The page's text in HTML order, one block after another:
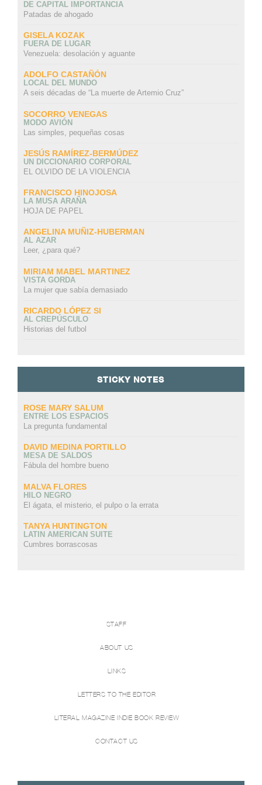
DE CAPITAL IMPORTANCIA
Patadas de ahogado
GISELA KOZAK
FUERA DE LUGAR
Venezuela: desolación y aguante
ADOLFO CASTAÑÓN
LOCAL DEL MUNDO
A seis décadas de “La muerte de Artemio Cruz”
SOCORRO VENEGAS
MODO AVIÓN
Las simples, pequeñas cosas
JESÚS RAMÍREZ-BERMÚDEZ
UN DICCIONARIO CORPORAL
EL OLVIDO DE LA VIOLENCIA
FRANCISCO HINOJOSA
LA MUSA ARAÑA
HOJA DE PAPEL
ANGELINA MUÑIZ-HUBERMAN
AL AZAR
Leer, ¿para qué?
MIRIAM MABEL MARTINEZ
VISTA GORDA
La mujer que sabía demasiado
RICARDO LÓPEZ SI
AL CREPÚSCULO
Historias del futbol
STICKY NOTES
ROSE MARY SALUM
ENTRE LOS ESPACIOS
La pregunta fundamental
DAVID MEDINA PORTILLO
MESA DE SALDOS
Fábula del hombre bueno
MALVA FLORES
HILO NEGRO
El ágata, el misterio, el pulpo o la errata
TANYA HUNTINGTON
LATIN AMERICAN SUITE
Cumbres borrascosas
STAFF
ABOUT US
LINKS
LETTERS TO THE EDITOR
LITERAL MAGAZINE INDIE BOOK REVIEW
CONTACT US